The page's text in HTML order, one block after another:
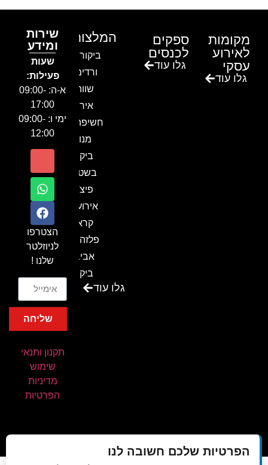
מקומות
לאירוע
עסקי
גלו עוד
ספקים
לכנסים
גלו עוד
המלצות
ביקור בגן
ורדים –
שווה!!
אירוע
חשיפה- זיו
מנור
ביקור
בשטח-
פיצ'ר
אירועים
קראון
פלזה תל
אביב-
ביקור
בכנסגלו עוד
שירות
ומידע
שעות
פעילות:
א-ה: 09:00-
17:00
ימי ו: 09:00-
12:00
הצטרפו
לניוזלטר
שלנו !
שליחה
תקנון ותנאי
שימוש
מדיניות
הפרטיות
הפרטיות שלכם חשובה לנו